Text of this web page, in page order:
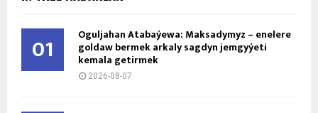
01 Oguljahan Atabaýewa: Maksadymyz – enelere
goldaw bermek arkaly sagdyn jemgyýeti
kemala getirmek
2026-08-07